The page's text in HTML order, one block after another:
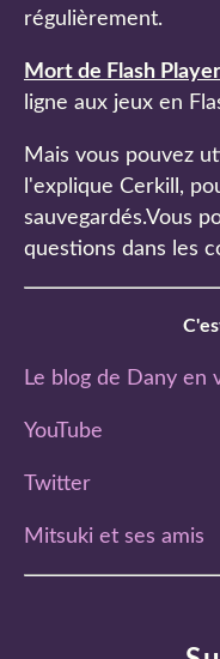
régulièrement.
Mort de Flash Player
ligne aux jeux en
Mais vous pouvez
l'explique Cerkill,
sauvegardés.Vous
questions dans les
Le blog de Dany en
YouTube
Twitter
Mitsuki et ses amis